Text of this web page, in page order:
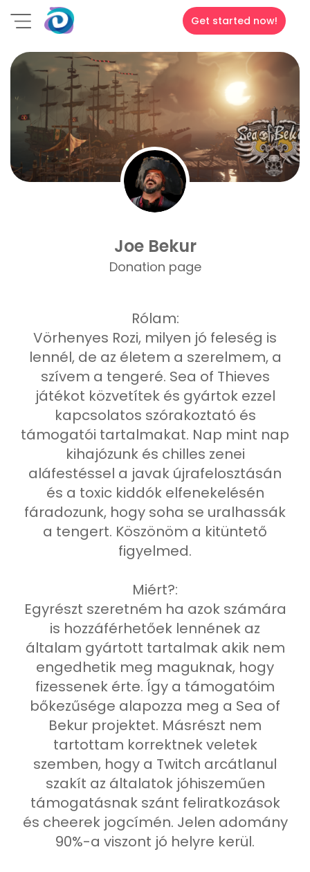
Get started now!
Joe Bekur
Donation page
Rólam:
Vörhenyes Rozi, milyen jó feleség is
lennél, de az életem a szerelmem, a
szívem a tengeré. Sea of Thieves
játékot közvetítek és gyártok ezzel
kapcsolatos szórakoztató és
támogatói tartalmakat. Nap mint nap
kihajózunk és chilles zenei
aláfestéssel a javak újrafelosztásán
és a toxic kiddók elfenekelésén
fáradozunk, hogy soha se uralhassák
a tengert. Köszönöm a kitüntető
figyelmed.
Miért?:
Egyrészt szeretném ha azok számára
is hozzáférhetőek lennének az
általam gyártott tartalmak akik nem
engedhetik meg maguknak, hogy
fizessenek érte. Így a támogatóim
bőkezűsége alapozza meg a Sea of
Bekur projektet. Másrészt nem
tartottam korrektnek veletek
szemben, hogy a Twitch arcátlanul
szakít az általatok jóhiszeműen
támogatásnak szánt feliratkozások
és cheerek jogcímén. Jelen adomány
90%-a viszont jó helyre kerül.